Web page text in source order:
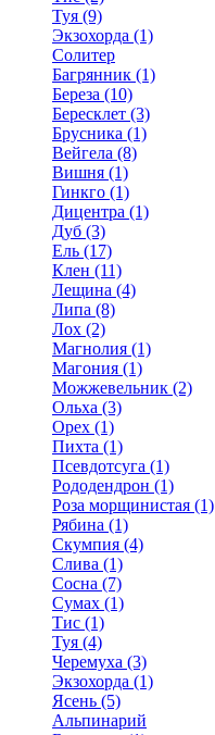
Туя (9)
Экзохорда (1)
Солитер
Багрянник (1)
Береза (10)
Бересклет (3)
Брусника (1)
Вейгела (8)
Вишня (1)
Гинкго (1)
Дицентра (1)
Дуб (3)
Ель (17)
Клен (11)
Лещина (4)
Липа (8)
Лох (2)
Магнолия (1)
Магония (1)
Можжевельник (2)
Ольха (3)
Орех (1)
Пихта (1)
Псевдотсуга (1)
Рододендрон (1)
Роза морщинистая (1)
Рябина (1)
Скумпия (4)
Слива (1)
Сосна (7)
Сумах (1)
Тис (1)
Туя (4)
Черемуха (3)
Экзохорда (1)
Ясень (5)
Альпинарий